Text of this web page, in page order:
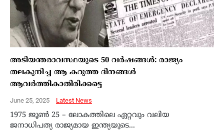
അടിയന്തരാവസ്ഥയുടെ 50 വർഷങ്ങൾ: രാജ്യം
തലകുനിച്ച ആ കറുത്ത ദിനങ്ങൾ
ആവർത്തികാതിരിക്കട്ടെ
June 25, 2025 Latest News
1975 ജൂൺ 25 – ലോകത്തിലെ ഏറ്റവും വലിയ
ജനാധിപത്യ രാജ്യമായ ഇന്ത്യയുടെ...